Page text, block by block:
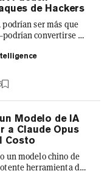
general, i...de Hackers
ser más que
convertirse en
nueva investigación
el Technion e
of Agentic Botnets:
Attacks via
Adversarial
que explota los
generan enlaces
y...
Modelo de IA
a Claude Opus
Costo
un modelo chino de
herramienta de